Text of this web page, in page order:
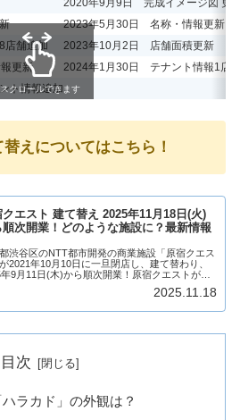
2020年9月9日 完成イメージ図 更
2023年5月30日 名称・情報更新
店舗追加
2023年10月2日 店舗面積更新
更新
2024年1月30日 テナント情報1店
ト情報追加
スクロールできます
えについてはこちら！
クエスト 建て替え 2025年11月18日(火)
順次開業！どのような施設に？最新情報
渋谷区のNTT都市開発の商業施設「原宿クエス
が2021年10月10日に一旦閉店し、建て替わり、
9月11日(木)から順次開業！原宿クエストが建
えられ、新たな複合商業施設として生まれ変わり
2025.11.18
目次
ラカド」の外観は？